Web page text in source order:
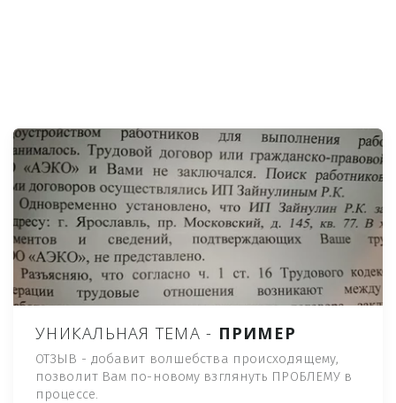
УНИКАЛЬНАЯ ТЕМА - ПРИМЕР
ОТЗЫВ - добавит волшебства происходящему,
позволит Вам по-новому взглянуть ПРОБЛЕМУ в
процессе.